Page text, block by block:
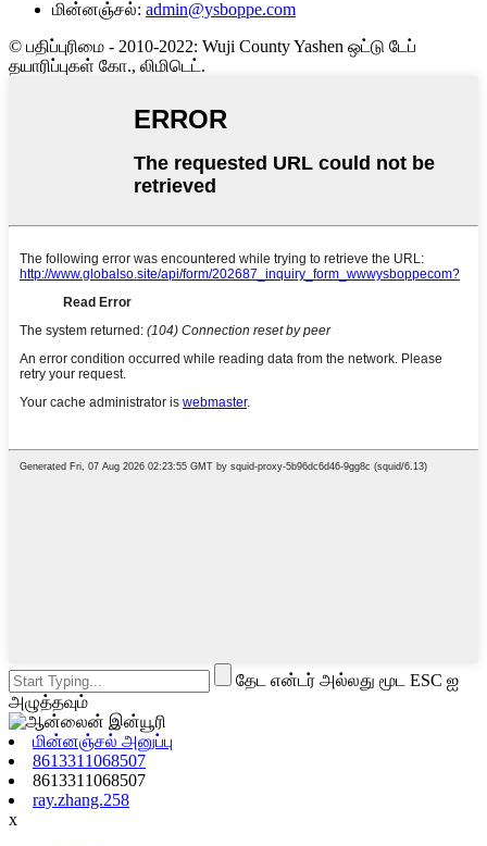
மின்னஞ்சல்: admin@ysboppe.com
© பதிப்புரிமை - 2010-2022: Wuji County Yashen ஒட்டு டேப்
தயாரிப்புகள் கோ., லிமிடெட்.
தேட என்டர் அல்லது மூட ESC ஐ
அழுத்தவும்
மின்னஞ்சல் அனுப்பு
8613311068507
8613311068507
ray.zhang.258
x